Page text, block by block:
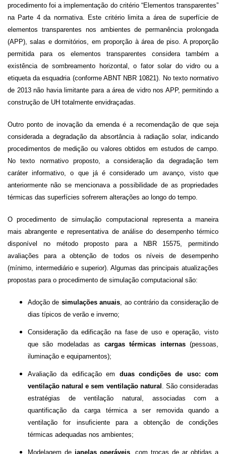
procedimento foi a implementação do critério “Elementos transparentes”
na Parte 4 da normativa. Este critério limita a área de superfície de
elementos transparentes nos ambientes de permanência prolongada
(APP), salas e dormitórios, em proporção à área de piso. A proporção
permitida para os elementos transparentes considera também a
existência de sombreamento horizontal, o fator solar do vidro ou a
etiqueta da esquadria (conforme ABNT NBR 10821). No texto normativo
de 2013 não havia limitante para a área de vidro nos APP, permitindo a
construção de UH totalmente envidraçadas.
Outro ponto de inovação da emenda é a recomendação de que seja
considerada a degradação da absortância à radiação solar, indicando
procedimentos de medição ou valores obtidos em estudos de campo.
No texto normativo proposto, a consideração da degradação tem
caráter informativo, o que já é considerado um avanço, visto que
anteriormente não se mencionava a possibilidade de as propriedades
térmicas das superfícies sofrerem alterações ao longo do tempo.
O procedimento de simulação computacional representa a maneira
mais abrangente e representativa de análise do desempenho térmico
disponível no método proposto para a NBR 15575, permitindo
avaliações para a obtenção de todos os níveis de desempenho
(mínimo, intermediário e superior). Algumas das principais atualizações
propostas para o procedimento de simulação computacional são:
Adoção de simulações anuais , ao contrário da consideração de
dias típicos de verão e inverno;
Consideração da edificação na fase de uso e operação, visto
que são modeladas ascargas térmicas internas(pessoas,
iluminação e equipamentos);
Avaliação da edificação em duas condições de uso: com
ventilação natural e sem ventilação natural
. São consideradas
estratégias de ventilação natural, associadas com a
quantificação da carga térmica a ser removida quando a
ventilação for insuficiente para a obtenção de condições
térmicas adequadas nos ambientes;
Modelagem de janelas operáveis , com trocas de ar obtidas a